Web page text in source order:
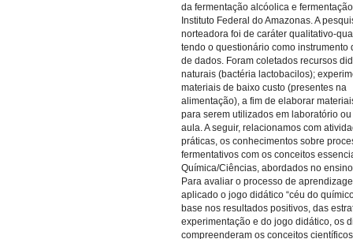
da fermentação alcóolica e
Instituto Federal do Amazonas. A
norteadora foi de caráter qualitativo-
tendo o questionário como instrumento
de dados. Foram coletados recursos
naturais (bactéria lactobacilos);
materiais de baixo custo (presentes na
alimentação), a fim de elaborar
para serem utilizados em laboratório
aula. A seguir, relacionamos com
práticas, os conhecimentos sobre
fermentativos com os conceitos
Química/Ciências, abordados no
Para avaliar o processo de
aplicado o jogo didático “céu do
base nos resultados positivos, das
experimentação e do jogo didático, os
compreenderam os conceitos científicos